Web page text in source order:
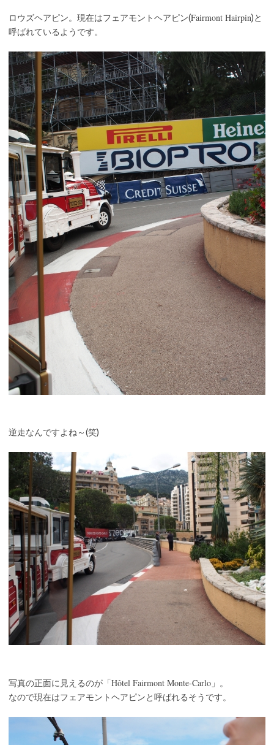
ロウズヘアピン。現在はフェアモントヘアピン(Fairmont Hairpin)と
呼ばれているようです。
逆走なんですよね～(笑)
写真の正面に見えるのが「Hôtel Fairmont Monte-Carlo 」。
なので現在はフェアモントヘアピンと呼ばれるそうです。